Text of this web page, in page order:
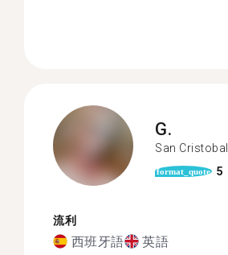
G.
San Cristobal
format_quote 5
流利
西班牙語 英語